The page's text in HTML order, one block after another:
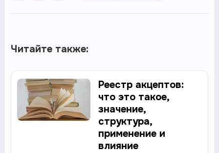
Читайте также:
Реестр акцептов:
что это такое,
значение,
структура,
применение и
влияние